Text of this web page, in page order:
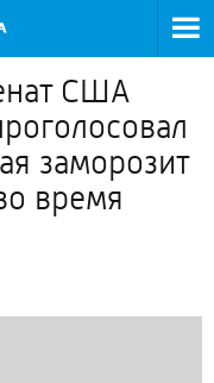
США
заморозит
время